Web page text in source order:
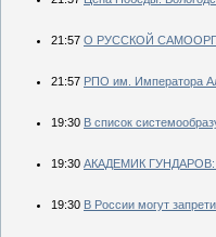
21:57 О РУССКОЙ
21:57 РПО им. Императора
19:30 В список
19:30 АКАДЕМИК
19:30 В России могут